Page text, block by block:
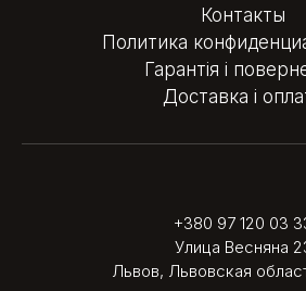
Контакты
Политика
Гарантія і
Доставка і
+380 97 120 03
Улица Весняна
Львов, Львовская